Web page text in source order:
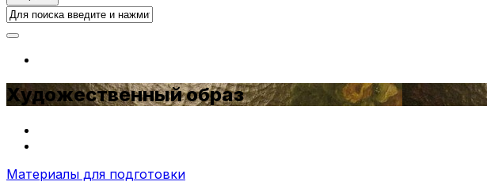
Художественный образ
Материалы для подготовки